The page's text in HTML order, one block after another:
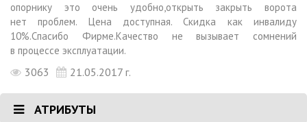
опорнику это очень удобно,открыть закрыть ворота
нет проблем. Цена доступная. Скидка как инвалиду
10%.Спасибо Фирме.Качество не вызывает сомнений
в процессе эксплуатации.
3063 21.05.2017 г.
АТРИБУТЫ